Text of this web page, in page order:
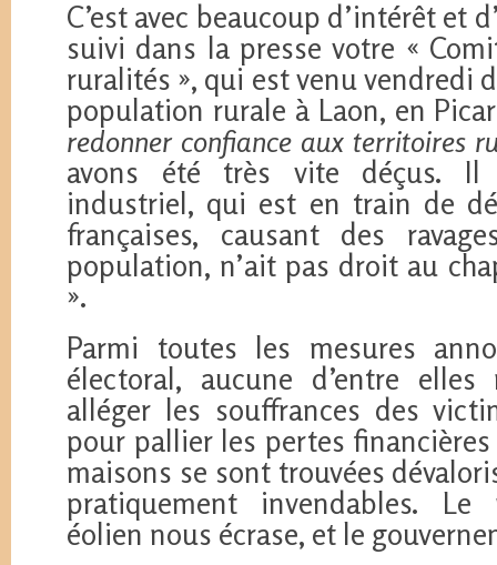
C’est avec beaucoup d’intérêt et
suivi dans la presse votre «
ruralités », qui est venu vendredi
population rurale à Laon, en
redonner confiance aux territoires
avons été très vite déçus. Il
industriel, qui est en train de
françaises, causant des
population, n’ait pas droit au
».
Parmi toutes les mesures
électoral, aucune d’entre
alléger les souffrances des
pour pallier les pertes
maisons se sont trouvées
pratiquement invendables. Le
éolien nous écrase, et le